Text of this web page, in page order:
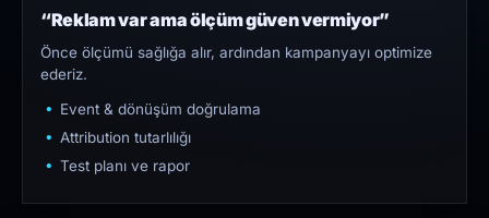
“Reklam var ama ölçüm güven vermiyor”
Önce ölçümü sağlığa alır, ardından kampanyayı optimize
ederiz.
Event & dönüşüm doğrulama
Attribution tutarlılığı
Test planı ve rapor